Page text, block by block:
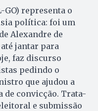
GO) representa o
política: foi um
Alexandre de
jantar para
faz discurso
pedindo o
que ajudou a
de convicção. Trata-
e submissão